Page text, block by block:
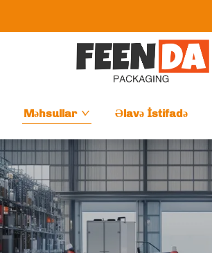
Məhsullar Əlavə İstifadə